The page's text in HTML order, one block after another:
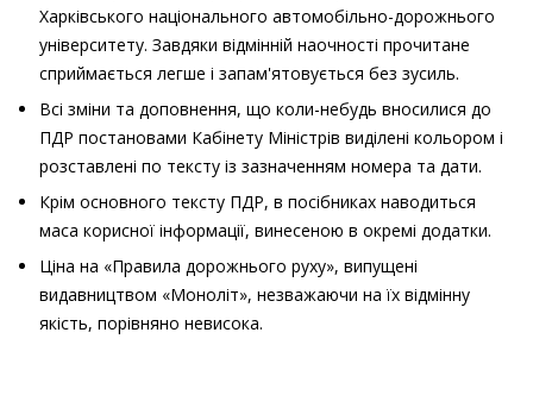
Харківського національного автомобільно-дорожнього
університету. Завдяки відмінній наочності прочитане
сприймається легше і запам'ятовується без зусиль.
Всі зміни та доповнення, що коли-небудь вносилися до
ПДР постановами Кабінету Міністрів виділені кольором і
розставлені по тексту із зазначенням номера та дати.
Крім основного тексту ПДР, в посібниках наводиться
маса корисної інформації, винесеною в окремі додатки.
Ціна на «Правила дорожнього руху», випущені
видавництвом «Моноліт», незважаючи на їх відмінну
якість, порівняно невисока.